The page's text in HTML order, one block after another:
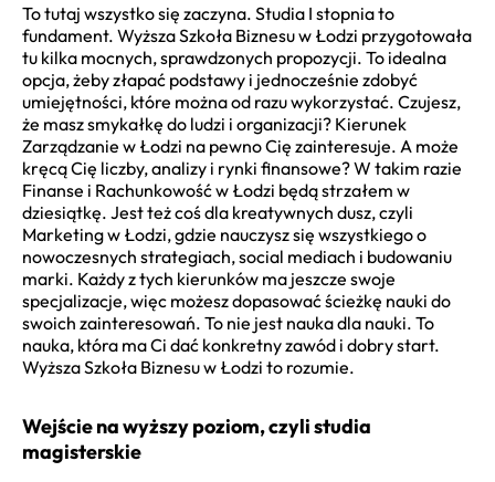
To tutaj wszystko się zaczyna. Studia I stopnia to
fundament. Wyższa Szkoła Biznesu w Łodzi przygotowała
tu kilka mocnych, sprawdzonych propozycji. To idealna
opcja, żeby złapać podstawy i jednocześnie zdobyć
umiejętności, które można od razu wykorzystać. Czujesz,
że masz smykałkę do ludzi i organizacji? Kierunek
Zarządzanie w Łodzi na pewno Cię zainteresuje. A może
kręcą Cię liczby, analizy i rynki finansowe? W takim razie
Finanse i Rachunkowość w Łodzi będą strzałem w
dziesiątkę. Jest też coś dla kreatywnych dusz, czyli
Marketing w Łodzi, gdzie nauczysz się wszystkiego o
nowoczesnych strategiach, social mediach i budowaniu
marki. Każdy z tych kierunków ma jeszcze swoje
specjalizacje, więc możesz dopasować ścieżkę nauki do
swoich zainteresowań. To nie jest nauka dla nauki. To
nauka, która ma Ci dać konkretny zawód i dobry start.
Wyższa Szkoła Biznesu w Łodzi to rozumie.
Wejście na wyższy poziom, czyli studia
magisterskie